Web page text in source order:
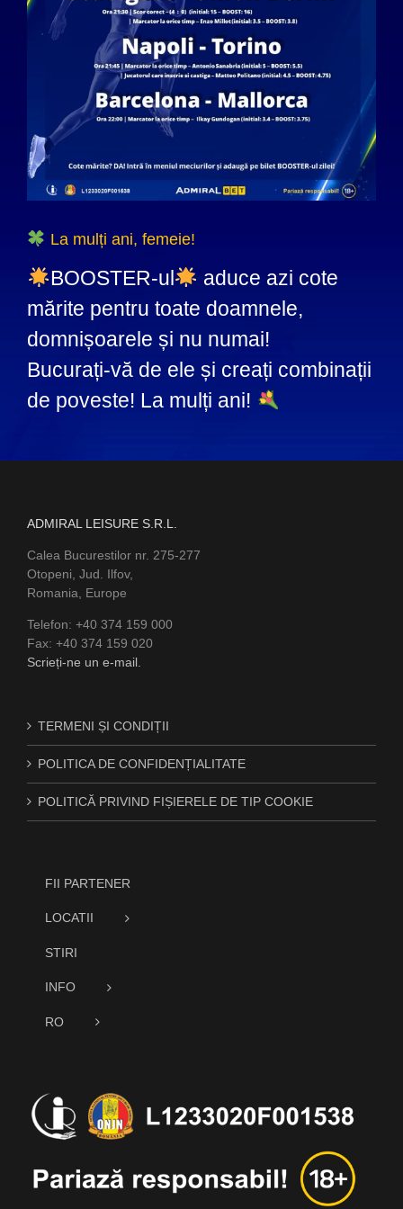
La mulți ani, femeie!
BOOSTER-ul
aduce azi cote
mărite pentru toate doamnele,
domnișoarele și nu numai!
Bucurați-vă de ele și creați combinații
de poveste! La mulți ani!
ADMIRAL LEISURE S.R.L.
Calea Bucurestilor nr. 275-277
Otopeni, Jud. Ilfov,
Romania, Europe
Telefon: +40 374 159 000
Fax: +40 374 159 020
Scrieți-ne un e-mail.
TERMENI ȘI CONDIȚII
POLITICA DE CONFIDENȚIALITATE
POLITICĂ PRIVIND FIȘIERELE DE TIP COOKIE
FII PARTENER
LOCATII
STIRI
INFO
RO